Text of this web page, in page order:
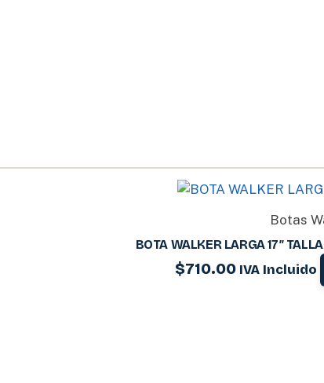
Botas
BOTA WALKER LARGA 17″
$710.00 IVA Incluido